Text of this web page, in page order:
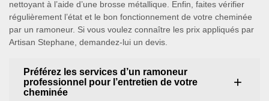
nettoyant à l’aide d’une brosse métallique. Enfin, faites vérifier
régulièrement l’état et le bon fonctionnement de votre cheminée
par un ramoneur. Si vous voulez connaître les prix appliqués par
Artisan Stephane, demandez-lui un devis.
Préférez les services d’un ramoneur
professionnel pour l’entretien de votre
cheminée